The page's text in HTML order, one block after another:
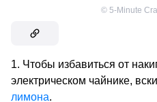
© 5-Minute
Чтобы избавиться от
электрическом чайнике,
лимона.